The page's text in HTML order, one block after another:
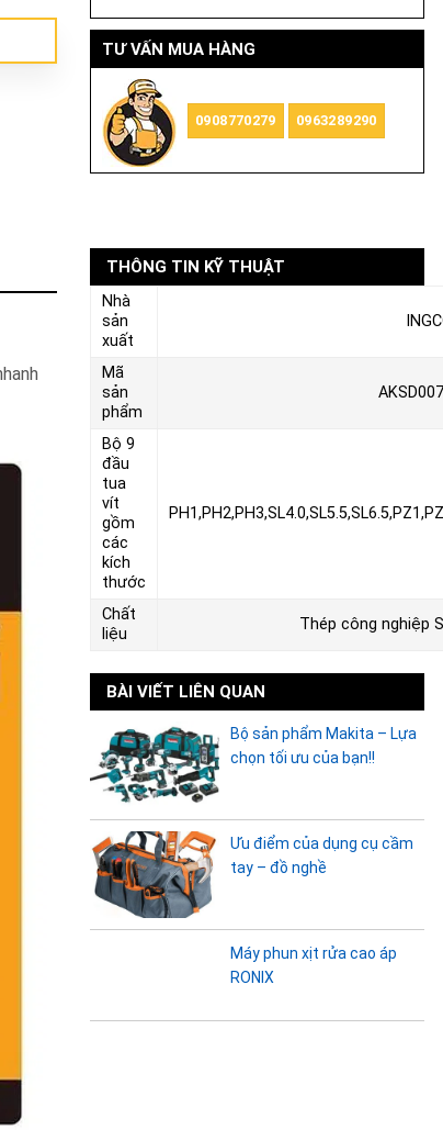
TƯ VẤN MUA HÀNG
0908770279 0963289290
THÔNG TIN KỸ THUẬT
Nhà
sản
xuất
Mã
sản
phẩm
Bộ 9
đầu
tua
vít
gồm
các
kích
thước
Chất
liệu
Thép công nghiệp
BÀI VIẾT LIÊN QUAN
Bộ sản phẩm Makita – Lựa
chọn tối ưu của bạn!!
Ưu điểm của dụng cụ cầm
tay – đồ nghề
Máy phun xịt rửa cao áp
RONIX